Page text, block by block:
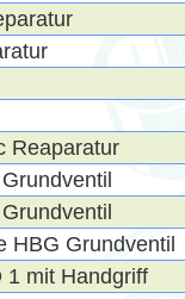
Reaparatur
HBG Grundventil
1 mit Handgriff